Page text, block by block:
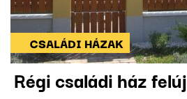
CSALÁDI HÁZAK
Régi családi ház